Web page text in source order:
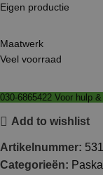
Eigen productie
Maatwerk
Veel voorraad
030-6865422 Voor hulp
Add to wishlist
Artikelnummer:
Categorieën: